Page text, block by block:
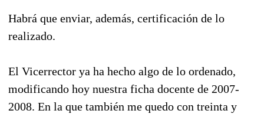
Habrá que enviar, además, certificación de lo
realizado.
El Vicerrector ya ha hecho algo de lo ordenado,
modificando hoy nuestra ficha docente de 2007-
2008. En la que también me quedo con treinta y